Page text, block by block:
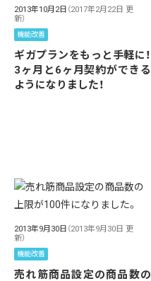
2013年10月2日 （2017年2月22日 更
新）
機能改善
ギガプランをもっと手軽に！
3ヶ月と6ヶ月契約ができる
ようになりました！
2013年9月30日 （2013年9月30日 更
新）
機能改善
売れ筋商品設定の商品数の